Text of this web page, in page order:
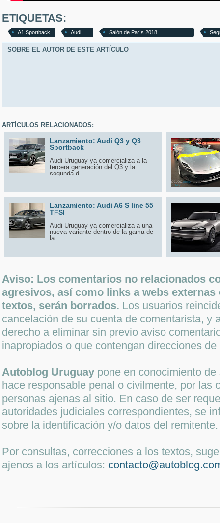
ETIQUETAS:
A1 Sportback Audi Salón de París 2018
SOBRE EL AUTOR DE ESTE ARTÍCULO
ARTÍCULOS RELACIONADOS:
Lanzamiento: Audi Q3 y Q3
Sportback
Audi Uruguay ya comercializa a la
tercera generación del Q3 y la
segunda d ...
Lanzamiento: Audi A6 S line 55
TFSI
Audi Uruguay ya comercializa a una
nueva variante dentro de la gama de
la ...
Aviso: Los comentarios no relacionados
agresivos, así como links a webs
textos, serán borrados. Los usuarios
cancelación de su cuenta de comentarista, y
derecho a eliminar sin previo aviso
inapropiados o que contengan direcciones
Autoblog Uruguay pone en conocimiento
hace responsable penal o civilmente, por las
personas ajenas al sitio. En caso de ser
autoridades judiciales correspondientes, se
sobre la identificación y/o datos del remitente.
Por consultas, correcciones a los textos,
ajenos a los artículos: